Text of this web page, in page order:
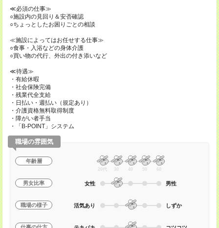
≪必須の仕事≫
○施設内の見回り＆安否確認
○ちょっとしたお困りごとの相談
≪施設によってはお任せする仕事≫
○食事・入浴などの身体介護
○買い物の代行、外出の付き添いなど
≪待遇≫
・有給休暇
・社会保険完備
・残業代全支給
・日払い・週払い（規定あり）
・介護資格無料取得制度
・障がい者手当
・「B-POINT」システム
職場の雰囲気
年齢層
20代 30 40 50 60
男女比率 女性 男性
職場の様子 活気あり しずか